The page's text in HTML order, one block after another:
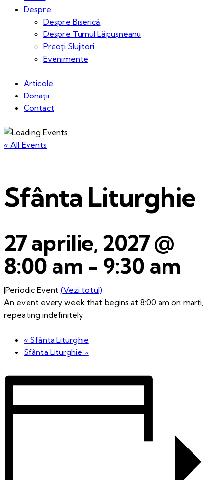
Despre
Despre Biserică
Despre Turnul Lăpușneanu
Preoți Slujitori
Evenimente
Articole
Donații
Contact
« All Events
Sfânta Liturghie
27 aprilie, 2027 @
8:00 am - 9:30 am
|Periodic Event (Vezi totul)
An event every week that begins at 8:00 am on marți,
repeating indefinitely
« Sfânta Liturghie
Sfânta Liturghie »